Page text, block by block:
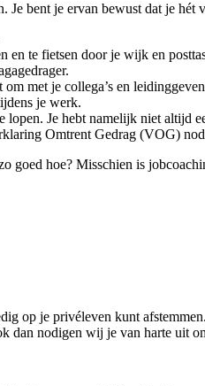
Je bent je ervan bewust dat je
en te fietsen door je wijk en
met je collega’s en
je werk.
Je hebt namelijk niet altijd
Omtrent Gedrag (VOG)
goed hoe? Misschien is
op je privéleven kunt
dan nodigen wij je van harte uit